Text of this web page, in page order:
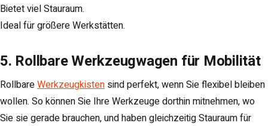
Bietet viel Stauraum.
Ideal für größere Werkstätten.
5. Rollbare Werkzeugwagen für Mobilität
RollbareWerkzeugkisten sind perfekt, wenn Sie flexibel bleiben
wollen. So können Sie Ihre Werkzeuge dorthin mitnehmen, wo
Sie sie gerade brauchen, und haben gleichzeitig Stauraum für